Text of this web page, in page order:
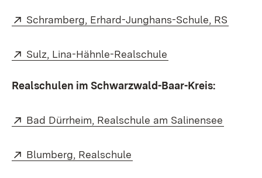
Extern:
Schramberg, Erhard-Junghans-Schule, RS
Extern:
Sulz, Lina-Hähnle-Realschule
Realschulen im Schwarzwald-Baar-Kreis:
Extern:
Bad Dürrheim, Realschule am Salinensee
Extern:
Blumberg, Realschule